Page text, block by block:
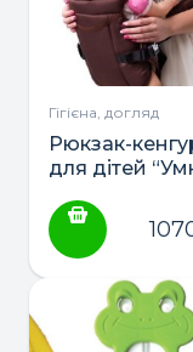
Гігієна, догляд
Рюкзак-
для дітей